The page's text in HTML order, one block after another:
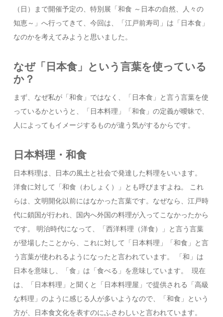
（日）まで開催予定の、特別展「和食 ～日本の自然、人々の
知恵～」へ行ってきて、今回は、「江戸前寿司」は「日本食」
なのかを考えてみようと思いました。
なぜ「日本食」という言葉を使っている
か？
まず、なぜ私が「和食」ではなく、「日本食」と言う言葉を使
っているかというと、「日本料理」「和食」の定義が曖昧で、
人によってもイメージするものが違う気がするからです。
日本料理・和食
日本料理は、日本の風土と社会で発達した料理をいいます。
洋食に対して「和食（わしょく）」とも呼びますよね。 これ
らは、文明開化以前にはなかった言葉です。なぜなら、江戸時
代に鎖国が行われ、国内へ外国の料理が入ってこなかったから
です。 明治時代になって、「西洋料理（洋食）」と言う言葉
が登場したことから、これに対して「日本料理」「和食」と言
う言葉が使われるようになったと言われています。 「和」は
日本を意味し、「食」は「食べる」を意味しています。
現在
は、「日本料理」と聞くと「日本料理屋」で提供される「高級
な料理」のように感じる人が多いようなので、「和食」という
方が、日本食文化を表すのにふさわしいと言われています。